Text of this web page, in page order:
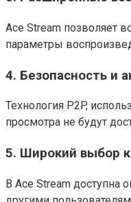
Ace Stream позволяет
параметры
4. Безопасность и
Технология P2P,
просмотра не будут
5. Широкий выбор
В Ace Stream доступна